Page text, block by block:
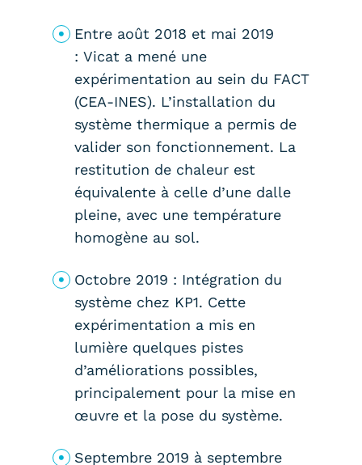
Entre août 2018 et mai 2019
: Vicat a mené une
expérimentation au sein du FACT
(CEA-INES). L’installation du
système thermique a permis de
valider son fonctionnement. La
restitution de chaleur est
équivalente à celle d’une dalle
pleine, avec une température
homogène au sol.
Octobre 2019 : Intégration du
système chez KP1. Cette
expérimentation a mis en
lumière quelques pistes
d’améliorations possibles,
principalement pour la mise en
œuvre et la pose du système.
Septembre 2019 à septembre